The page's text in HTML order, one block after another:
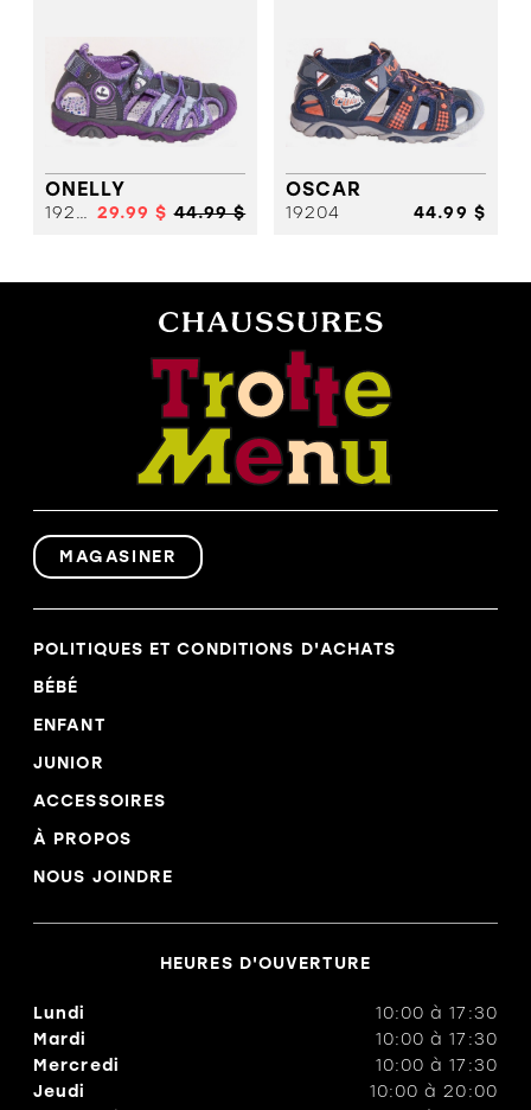
ONELLY
19203 29.99 $ 44.99 $
OSCAR
19204 44.99 $
MAGASINER
POLITIQUES ET CONDITIONS D'ACHATS
BÉBÉ
ENFANT
JUNIOR
ACCESSOIRES
À PROPOS
NOUS JOINDRE
HEURES D'OUVERTURE
Lundi 10:00 à17:30
Mardi
10:00 à17:30
Mercredi
10:00 à17:30
Jeudi
10:00 à20:00